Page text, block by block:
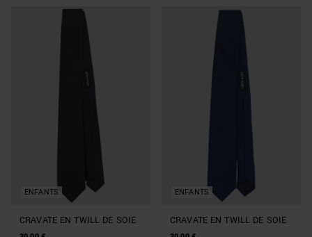
ENFANTS
CRAVATE EN TWILL DE SOIE
ENFANTS
CRAVATE EN TWILL DE SOIE